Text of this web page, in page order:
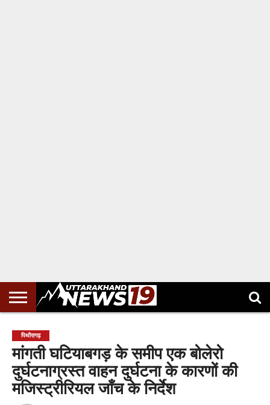
पिथौरागढ़
मांगती घटियाबगड़ के समीप एक बोलेरो
दुर्घटनाग्रस्त वाहन दुर्घटना के कारणों की
मजिस्ट्रीरियल जाँच के निर्देश